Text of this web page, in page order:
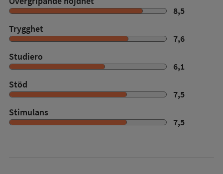
8,5
Trygghet
7,6
Studiero
6,1
Stöd
7,5
Stimulans
7,5